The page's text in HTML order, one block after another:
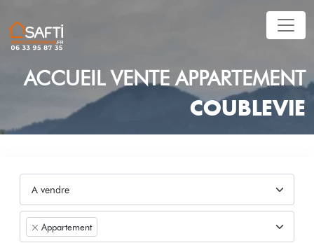
ACCUEIL VENTE APPARTEMENT
COUBLEVIE
Appartement